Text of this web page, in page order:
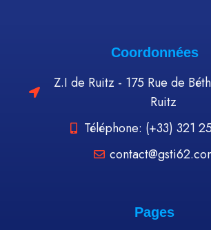
Coordonnées
Z.I de Ruitz - 175 Rue de
Ruitz
Téléphone: (+33) 321
Pages